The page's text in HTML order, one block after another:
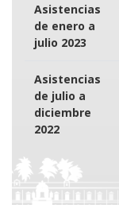
Asistencias
de enero a
julio 2023
Asistencias
de julio a
diciembre
2022